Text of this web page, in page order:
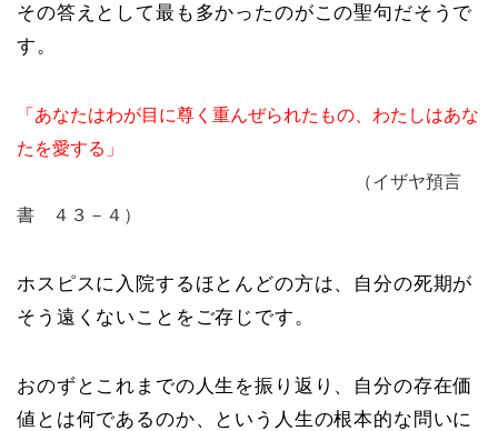
その答えとして最も多かったのがこの聖句だそうで
す。
「あなたはわが目に尊く重んぜられたもの、わたしはあな
たを愛する」
（イザヤ預言
書 ４３－４）
ホスピスに入院するほとんどの方は、自分の死期が
そう遠くないことをご存じです。
おのずとこれまでの人生を振り返り、自分の存在価
値とは何であるのか、という人生の根本的な問いに